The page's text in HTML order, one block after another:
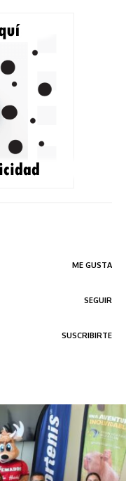
ME GUSTA
SEGUIR
SUSCRIBIRTE